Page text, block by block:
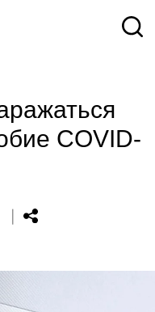
COVID-